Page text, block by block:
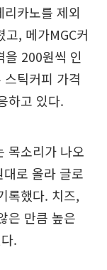
카노를 제외
, 메가MGC커
을 200원씩 인
틱커피 가격
하고 있다.
목소리가 나오
로 올라 글로
록했다. 치즈,
은 만큼 높은
.